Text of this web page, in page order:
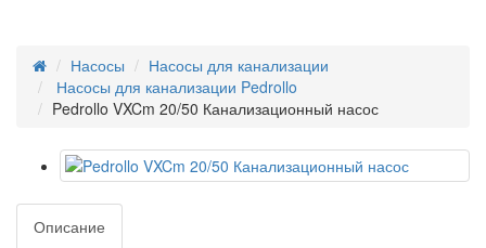
Насосы
Насосы для канализации
Насосы для канализации Pedrollo
Pedrollo VXCm 20/50 Канализационный насос
Описание